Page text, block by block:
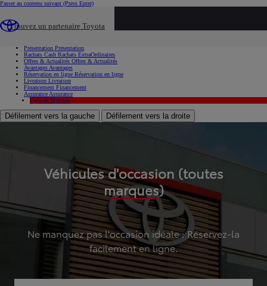
Passer au contenu suivant (Press Enter)
Trouvez un partenaire Toyota
Présentation Présentation
Rachats Cash Rachats ExtraOrdinaires
Offres & Actualités Offres & Actualités
Avantages Avantages
Réservation en ligne Réservation en ligne
Livraison Livraison
Financement Financement
Assurance Assurance
Hybride Hybride
Défilement vers la gauche Défilement vers la droite
Véhicules d'occasion (toutes
marques)
Ne manquez pas l'occasion idéale : Réservez-la
facilement en ligne.